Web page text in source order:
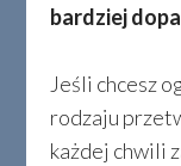
bardziej
Jeśli chcesz
rodzaju
każdej chwili
Glass.
powyżej
należą